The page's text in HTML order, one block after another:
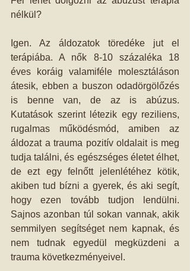
nélkül?
Igen. Az áldozatok töredéke jut el
terápiába. A nők 8-10 százaléka 18
éves koráig valamiféle molesztáláson
átesik, ebben a buszon odadörgölőzés
is benne van, de az is abúzus.
Kutatások szerint létezik egy reziliens,
rugalmas működésmód, amiben az
áldozat a trauma pozitív oldalait is meg
tudja találni, és egészséges életet élhet,
de ezt egy felnőtt jelenlétéhez kötik,
akiben tud bízni a gyerek, és aki segít,
hogy ezen tovább tudjon lendülni.
Sajnos azonban túl sokan vannak, akik
semmilyen segítséget nem kapnak, és
nem tudnak egyedül megküzdeni a
trauma következményeivel.